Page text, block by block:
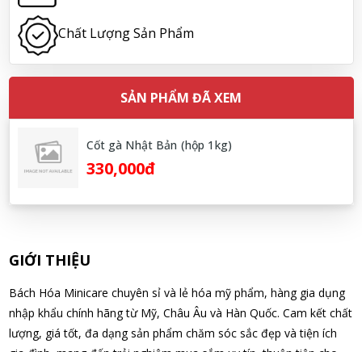
Hoàng Nhật Nam đã mua sản phẩm Sữa tắm Pigeon Baby
Soap dạng túi 400ml Nhật Bản
09/08/2026
Nguyễn Nhật Quang đã mua sản phẩm Sữa tắm Pigeon Baby
Soap dạng túi 400ml Nhật Bản
09/08/2026
Võ Thị Thanh Tươi đã mua sản phẩm Men Vi Sinh BioGaia
Đặng Hòa Khánh Yên đã mua sản phẩm Men Vi Sinh BioGaia
Nhật Bản lọ 5ml cho trẻ Sơ Sinh
09/08/2026
Chất Lượng Sản Phẩm
SẢN PHẨM ĐÃ XEM
Cốt gà Nhật Bản (hộp 1kg)
330,000đ
GIỚI THIỆU
Bách Hóa Minicare chuyên sỉ và lẻ hóa mỹ phẩm, hàng gia dụng
nhập khẩu chính hãng từ Mỹ, Châu Âu và Hàn Quốc. Cam kết chất
lượng, giá tốt, đa dạng sản phẩm chăm sóc sắc đẹp và tiện ích